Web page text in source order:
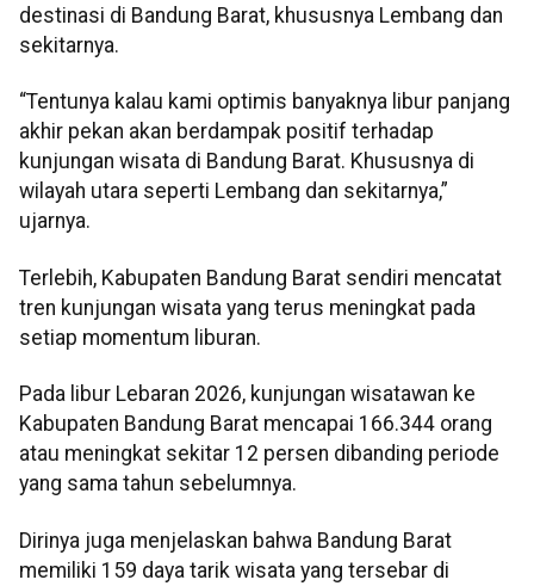
destinasi di Bandung Barat, khususnya Lembang dan
sekitarnya.
“Tentunya kalau kami optimis banyaknya libur panjang
akhir pekan akan berdampak positif terhadap
kunjungan wisata di Bandung Barat. Khususnya di
wilayah utara seperti Lembang dan sekitarnya,”
ujarnya.
Terlebih, Kabupaten Bandung Barat sendiri mencatat
tren kunjungan wisata yang terus meningkat pada
setiap momentum liburan.
Pada libur Lebaran 2026, kunjungan wisatawan ke
Kabupaten Bandung Barat mencapai 166.344 orang
atau meningkat sekitar 12 persen dibanding periode
yang sama tahun sebelumnya.
Dirinya juga menjelaskan bahwa Bandung Barat
memiliki 159 daya tarik wisata yang tersebar di